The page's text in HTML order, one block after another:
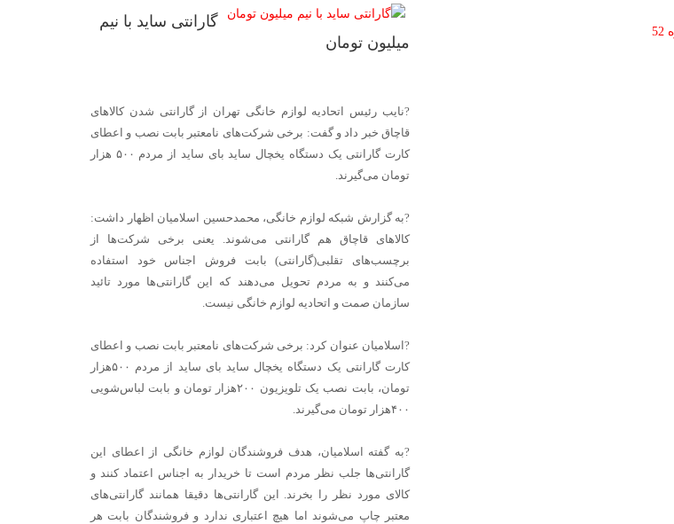
گارانتی ساید با نیم
میلیون تومان
?نایب رئیس اتحادیه لوازم خانگی تهران از گارانتی شدن کالاهای
قاچاق خبر داد و گفت: برخی شرکت‌های نامعتبر بابت نصب و اعطای
کارت گارانتی یک دستگاه یخچال ساید بای ساید از مردم ۵۰۰ هزار
تومان می‌گیرند.
?به گزارش شبکه لوازم خانگی، محمدحسین اسلامیان اظهار داشت:
کالاهای قاچاق هم گارانتی می‌شوند. یعنی برخی شرکت‌ها از
برچسب‌های تقلبی(گارانتی) بابت فروش اجناس خود استفاده
می‌کنند و به مردم تحویل می‌دهند که این گارانتی‌ها مورد تائید
سازمان صمت و اتحادیه لوازم خانگی نیست.
?اسلامیان عنوان کرد: برخی شرکت‌های نامعتبر بابت نصب و اعطای
کارت گارانتی یک دستگاه یخچال ساید بای ساید از مردم ۵۰۰هزار
تومان، بابت نصب یک تلویزیون ۲۰۰هزار تومان و بابت لباس‌شویی
۴۰۰هزار تومان می‌گیرند.
?به گفته اسلامیان، هدف فروشندگان لوازم خانگی از اعطای این
گارانتی‌ها جلب نظر مردم است تا خریدار به اجناس اعتماد کنند و
کالای مورد نظر را بخرند. این گارانتی‌ها دقیقا همانند گارانتی‌های
معتبر چاپ می‌شوند اما هیچ اعتباری ندارد و فروشندگان بابت هر